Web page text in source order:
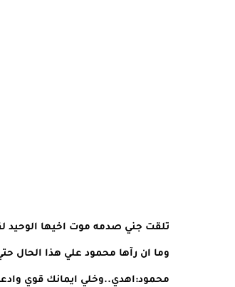
تلقت جني صدمه موت اخيها الوحيد
وما ان رآها محمود علي هذا الحال
محمود:اهدي..وخلي ايمانك قوي